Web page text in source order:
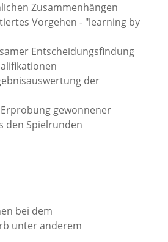
Zusammenhängen
Vorgehen - "learning by
Entscheidungsfindung
der
gewonnener
den Spielrunden
bei dem
unter anderem